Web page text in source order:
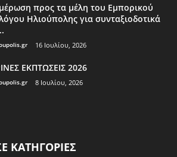
προς τα μέλη του Εμπορικού
Ηλιούπολης για συνταξιοδοτικά
16 Ιουλίου, 2026
ΕΚΠΤΩΣΕΙΣ 2026
8 Ιουλίου, 2026
ΚΑΤΗΓΟΡΙΕΣ